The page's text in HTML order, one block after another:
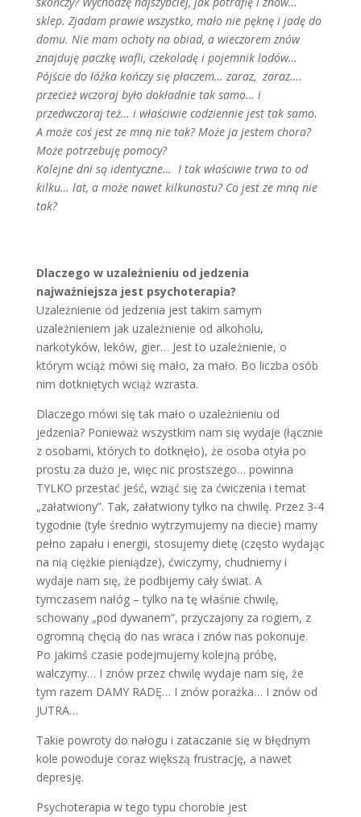
sklep. Zjadam prawie wszystko, mało nie pęknę i jadę do
domu. Nie mam ochoty na obiad, a wieczorem znów
znajduję paczkę wafli, czekoladę i pojemnik lodów…
Pójście do łóżka kończy się płaczem… zaraz, zaraz….
przecież wczoraj było dokładnie tak samo… i
przedwczoraj też… i właściwie codziennie jest tak samo.
A może coś jest ze mną nie tak? Może ja jestem chora?
Może potrzebuję pomocy?
Kolejne dni są identyczne… I tak właściwie trwa to od
kilku… lat, a może nawet kilkunastu? Co jest ze mną nie
tak?
Dlaczego w uzależnieniu od jedzenia
najważniejsza jest psychoterapia?
Uzależnienie od jedzenia jest takim samym
uzależnieniem jak uzależnienie od alkoholu,
narkotyków, leków, gier… Jest to uzależnienie, o
którym wciąż mówi się mało, za mało. Bo liczba osób
nim dotkniętych wciąż wzrasta.
Dlaczego mówi się tak mało o uzależnieniu od
jedzenia? Ponieważ wszystkim nam się wydaje (łącznie
z osobami, których to dotknęło), że osoba otyła po
prostu za dużo je, więc nic prostszego… powinna
TYLKO przestać jeść, wziąć się za ćwiczenia i temat
„załatwiony”. Tak, załatwiony tylko na chwilę. Przez 3-4
tygodnie (tyle średnio wytrzymujemy na diecie) mamy
pełno zapału i energii, stosujemy dietę (często wydając
na nią ciężkie pieniądze), ćwiczymy, chudniemy i
wydaje nam się, że podbijemy cały świat. A
tymczasem nałóg – tylko na tę właśnie chwilę,
schowany „pod dywanem”, przyczajony za rogiem, z
ogromną chęcią do nas wraca i znów nas pokonuje.
Po jakimś czasie podejmujemy kolejną próbę,
walczymy… I znów przez chwilę wydaje nam się, że
tym razem DAMY RADĘ… I znów porażka… I znów od
JUTRA…
Takie powroty do nałogu i zataczanie się w błędnym
kole powoduje coraz większą frustrację, a nawet
depresję.
Psychoterapia w tego typu chorobie jest